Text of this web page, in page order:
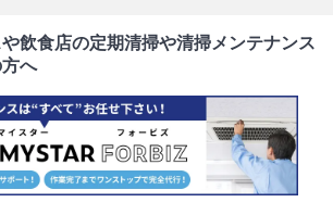
飲食店の定期清掃や清掃メンテナンス
へ